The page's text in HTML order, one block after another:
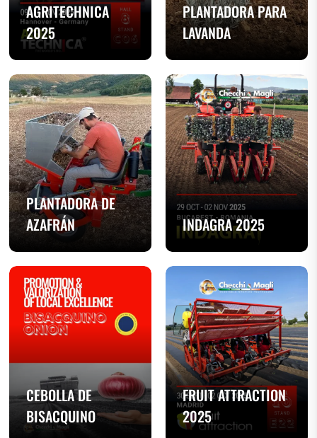
AGRITECHNICA
2025
PLANTADORA PARA
LAVANDA
PLANTADORA DE
AZAFRÁN
INDAGRA 2025
CEBOLLA DE
BISACQUINO
FRUIT ATTRACTION
2025